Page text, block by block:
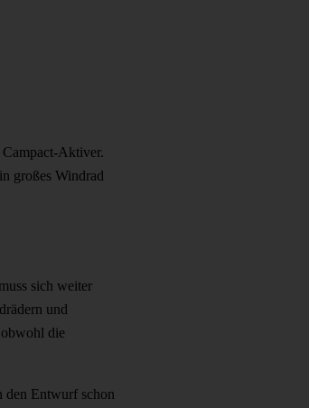
Campact-Aktiver.
großes Windrad
sich weiter
und
die
den Entwurf schon